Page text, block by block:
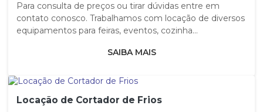
Para consulta de preços ou tirar dúvidas entre em
contato conosco. Trabalhamos com locação de diversos
equipamentos para feiras, eventos, cozinha...
SAIBA MAIS
Locação de Cortador de Frios